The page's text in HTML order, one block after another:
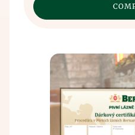
años en la India. Los
también conocían los
milenio antes de Cristo,
sumerios la
Extraviaron el grano que
principio de la
La relación entre la
comenzó con el mal
cultivaban. El grano se
barro en las que se vertía
principio de la
El proceso de producción
inalterado durante